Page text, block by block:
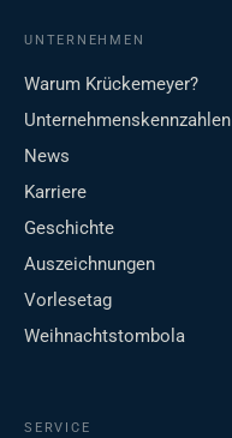
UNTERNEHMEN
Warum Krückemeyer?
Unternehmenskennzahlen
News
Karriere
Geschichte
Auszeichnungen
Vorlesetag
Weihnachtstombola
SERVICE